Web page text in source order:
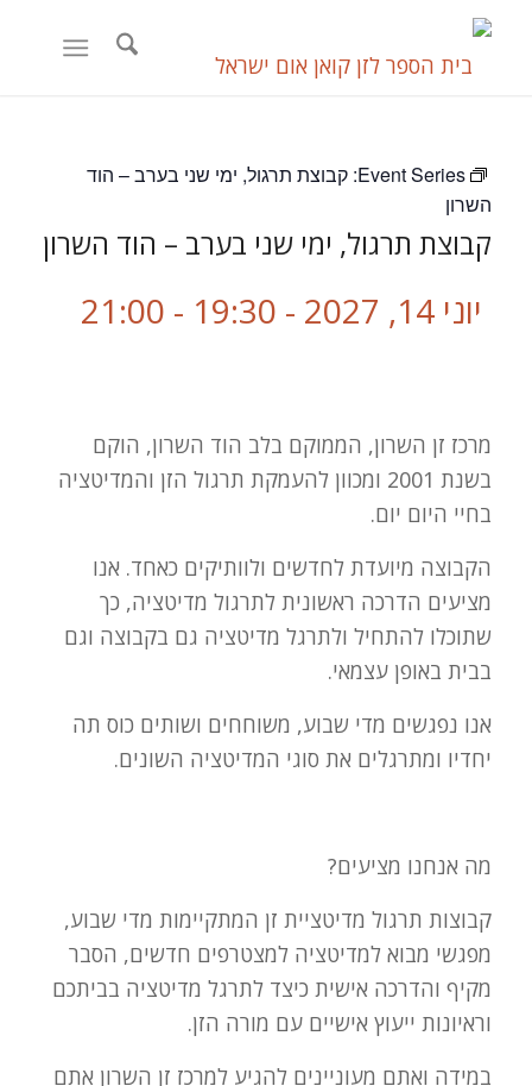
Event Series: קבוצת תרגול, ימי שני בערב – הוד
השרון
קבוצת תרגול, ימי שני בערב – הוד השרון
יוני 14, 2027 - 19:30 -
21:00
מרכז זן השרון, הממוקם בלב הוד השרון, הוקם
בשנת 2001 ומכוון להעמקת תרגול הזן והמדיטציה
בחיי היום יום.
הקבוצה מיועדת לחדשים ולוותיקים כאחד. אנו
מציעים הדרכה ראשונית לתרגול מדיטציה, כך
שתוכלו להתחיל ולתרגל מדיטציה גם בקבוצה וגם
בבית באופן עצמאי.
אנו נפגשים מדי שבוע, משוחחים ושותים כוס תה
יחדיו ומתרגלים את סוגי המדיטציה השונים.
מה אנחנו מציעים?
מפגשי מבוא למדיטציה למצטרפים חדשים, הסבר
וראיונות ייעוץ אישיים עם מורה הזן.